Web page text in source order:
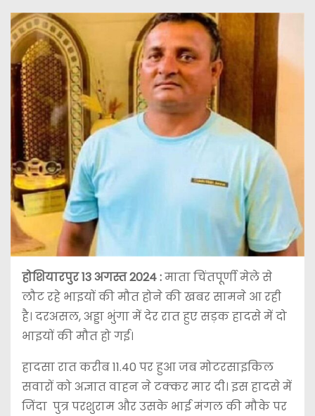
होशियारपुर 13 अगस्त 2024 :माता चिंतपूर्णी मेले से
लौट रहे भाइयों की मौत होने की खबर सामने आ रही
है। दरअसल, अड्डा भुंगा में देर रात हुए सड़क हादसे में दो
भाइयों की मौत हो गई।
हादसा रात करीब 11.40 पर हुआ जब मोटरसाइकिल
सवारों को अज्ञात वाहन ने टक्कर मार दी। इस हादसे में
जिंदा पुत्र परशुराम और उसके भाई मंगल की मौके पर